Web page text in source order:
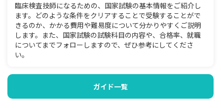
臨床検査技師になるための、国家試験の基本情報をご紹介し
ます。どのような条件をクリアすることで受験することがで
きるのか、かかる費用や難易度について分かりやすくご説明
します。また、国家試験の試験科目の内容や、合格率、就職
についてまでフォローしますので、ぜひ参考にしてくださ
い。
ガイド一覧